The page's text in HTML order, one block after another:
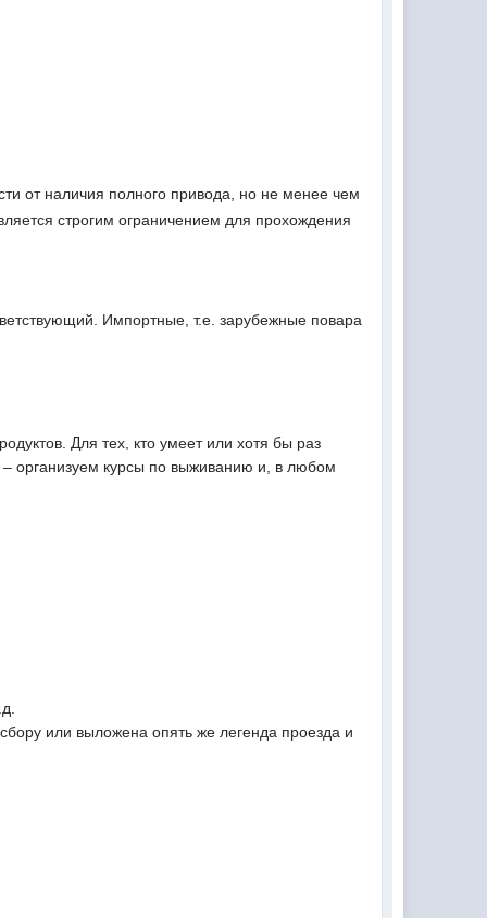
от наличия полного привода, но не менее чем
строгим ограничением для прохождения
Импортные, т.е. зарубежные повара
Для тех, кто умеет или хотя бы раз
– организуем курсы по выживанию и, в любом
или выложена опять же легенда проезда и